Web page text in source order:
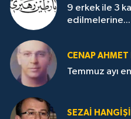
9 erkek ile 3
edilmelerine...
CENAP AHMET
Temmuz ayı
SEZAI HANGİŞİ